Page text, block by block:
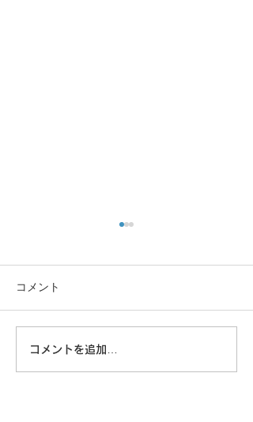
8/6 広島に原爆が落とされ
た日
コメント
コメントを追加…